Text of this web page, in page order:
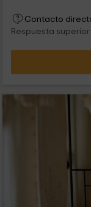
para 4 personas,
sus interiores. En cuanto a los exteriores, hay jardines y
barbacoa.
Contacto
Respuesta superior